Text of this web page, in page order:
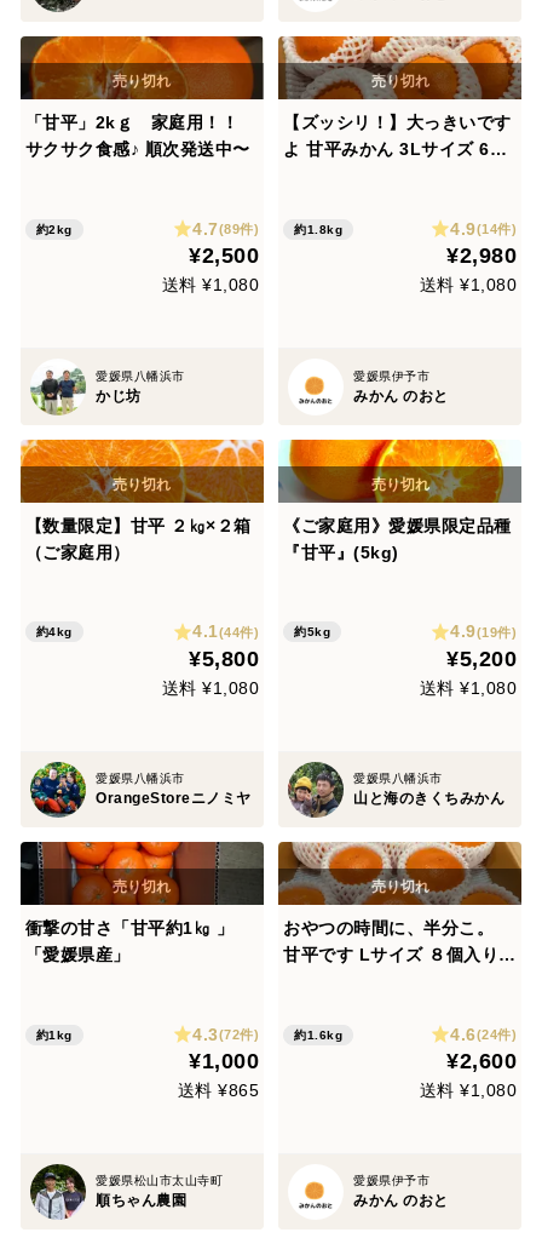
「甘平」2kｇ 家庭用！！
サクサク食感♪ 順次発送中〜
約2kg 4.7(89件)
¥2,500
送料 ¥1,080
愛媛県八幡浜市
かじ坊
【ズッシリ！】大っきいです
よ 甘平みかん 3Lサイズ 6個
約1.8kg 4.9(14件)
¥2,980
送料 ¥1,080
愛媛県伊予市
みかん のおと
【数量限定】甘平 ２㎏×２箱
（ご家庭用）
約4kg 4.1(44件)
¥5,800
送料 ¥1,080
愛媛県八幡浜市
OrangeStoreニノミヤ
《ご家庭用》愛媛県限定品種
『甘平』(5kg)
約5kg 4.9(19件)
¥5,200
送料 ¥1,080
愛媛県八幡浜市
山と海のきくちみかん
衝撃の甘さ「甘平約1㎏ 」
「愛媛県産」
約1kg 4.3(72件)
¥1,000
送料 ¥865
愛媛県松山市太山寺町
順ちゃん農園
おやつの時間に、半分こ。
甘平です Lサイズ ８個入り
約1.6kg 4.6(24件)
¥2,600
送料 ¥1,080
愛媛県伊予市
みかん のおと